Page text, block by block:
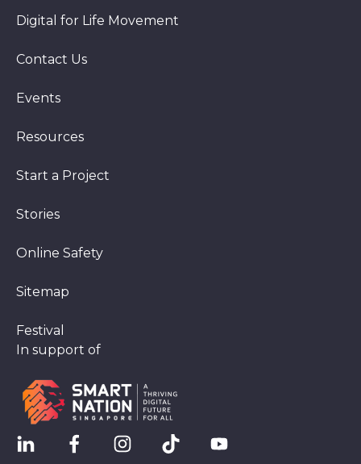
Digital for Life Movement
Contact Us
Events
Resources
Start a Project
Stories
Online Safety
Sitemap
Festival
In support of